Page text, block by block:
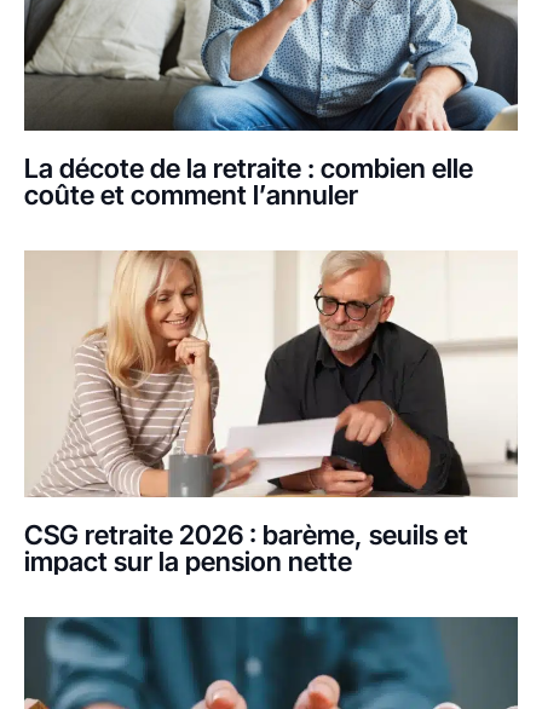
La décote de la retraite : combien elle
coûte et comment l’annuler
CSG retraite 2026 : barème, seuils et
impact sur la pension nette